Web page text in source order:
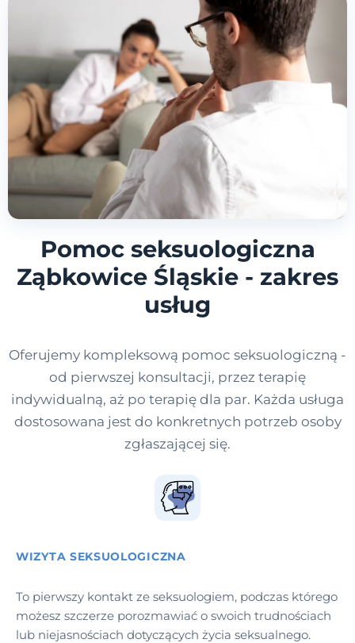
Pomoc seksuologiczna
Ząbkowice Śląskie - zakres
usług
Oferujemy kompleksową pomoc seksuologiczną -
od pierwszej konsultacji, przez terapię
indywidualną, aż po terapię dla par. Każda usługa
dostosowana jest do konkretnych potrzeb osoby
zgłaszającej się.
WIZYTA SEKSUOLOGICZNA
To pierwszy kontakt ze seksuologiem, podczas którego
możesz szczerze porozmawiać o swoich trudnościach
lub niejasnościach dotyczących życia seksualnego.